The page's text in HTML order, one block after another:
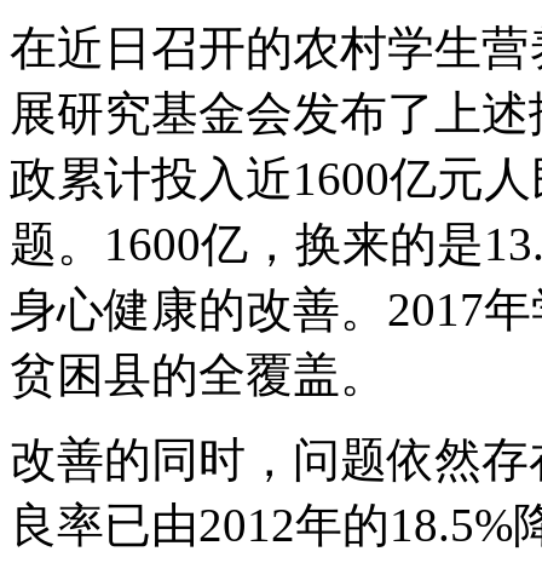
在近日召开的农村学生
展研究基金会发布了上
政累计投入近1600亿元
题。1600亿，换来的是
身心健康的改善。2017
贫困县的全覆盖。
改善的同时，问题依然
良率已由2012年的18.5%